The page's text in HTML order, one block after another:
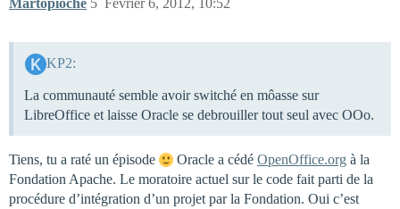
KP2:
La communauté semble avoir switché en môasse sur
LibreOffice et laisse Oracle se debrouiller tout seul avec OOo.
Tiens, tu a raté un épisode Oracle a cédé OpenOffice.org à la
Fondation Apache. Le moratoire actuel sur le code fait parti de la
procédure d’intégration d’un projet par la Fondation. Oui c’est